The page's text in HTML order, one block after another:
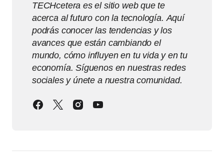
TECHcetera es el sitio web que te
acerca al futuro con la tecnología. Aquí
podrás conocer las tendencias y los
avances que están cambiando el
mundo, cómo influyen en tu vida y en tu
economía. Síguenos en nuestras redes
sociales y únete a nuestra comunidad.